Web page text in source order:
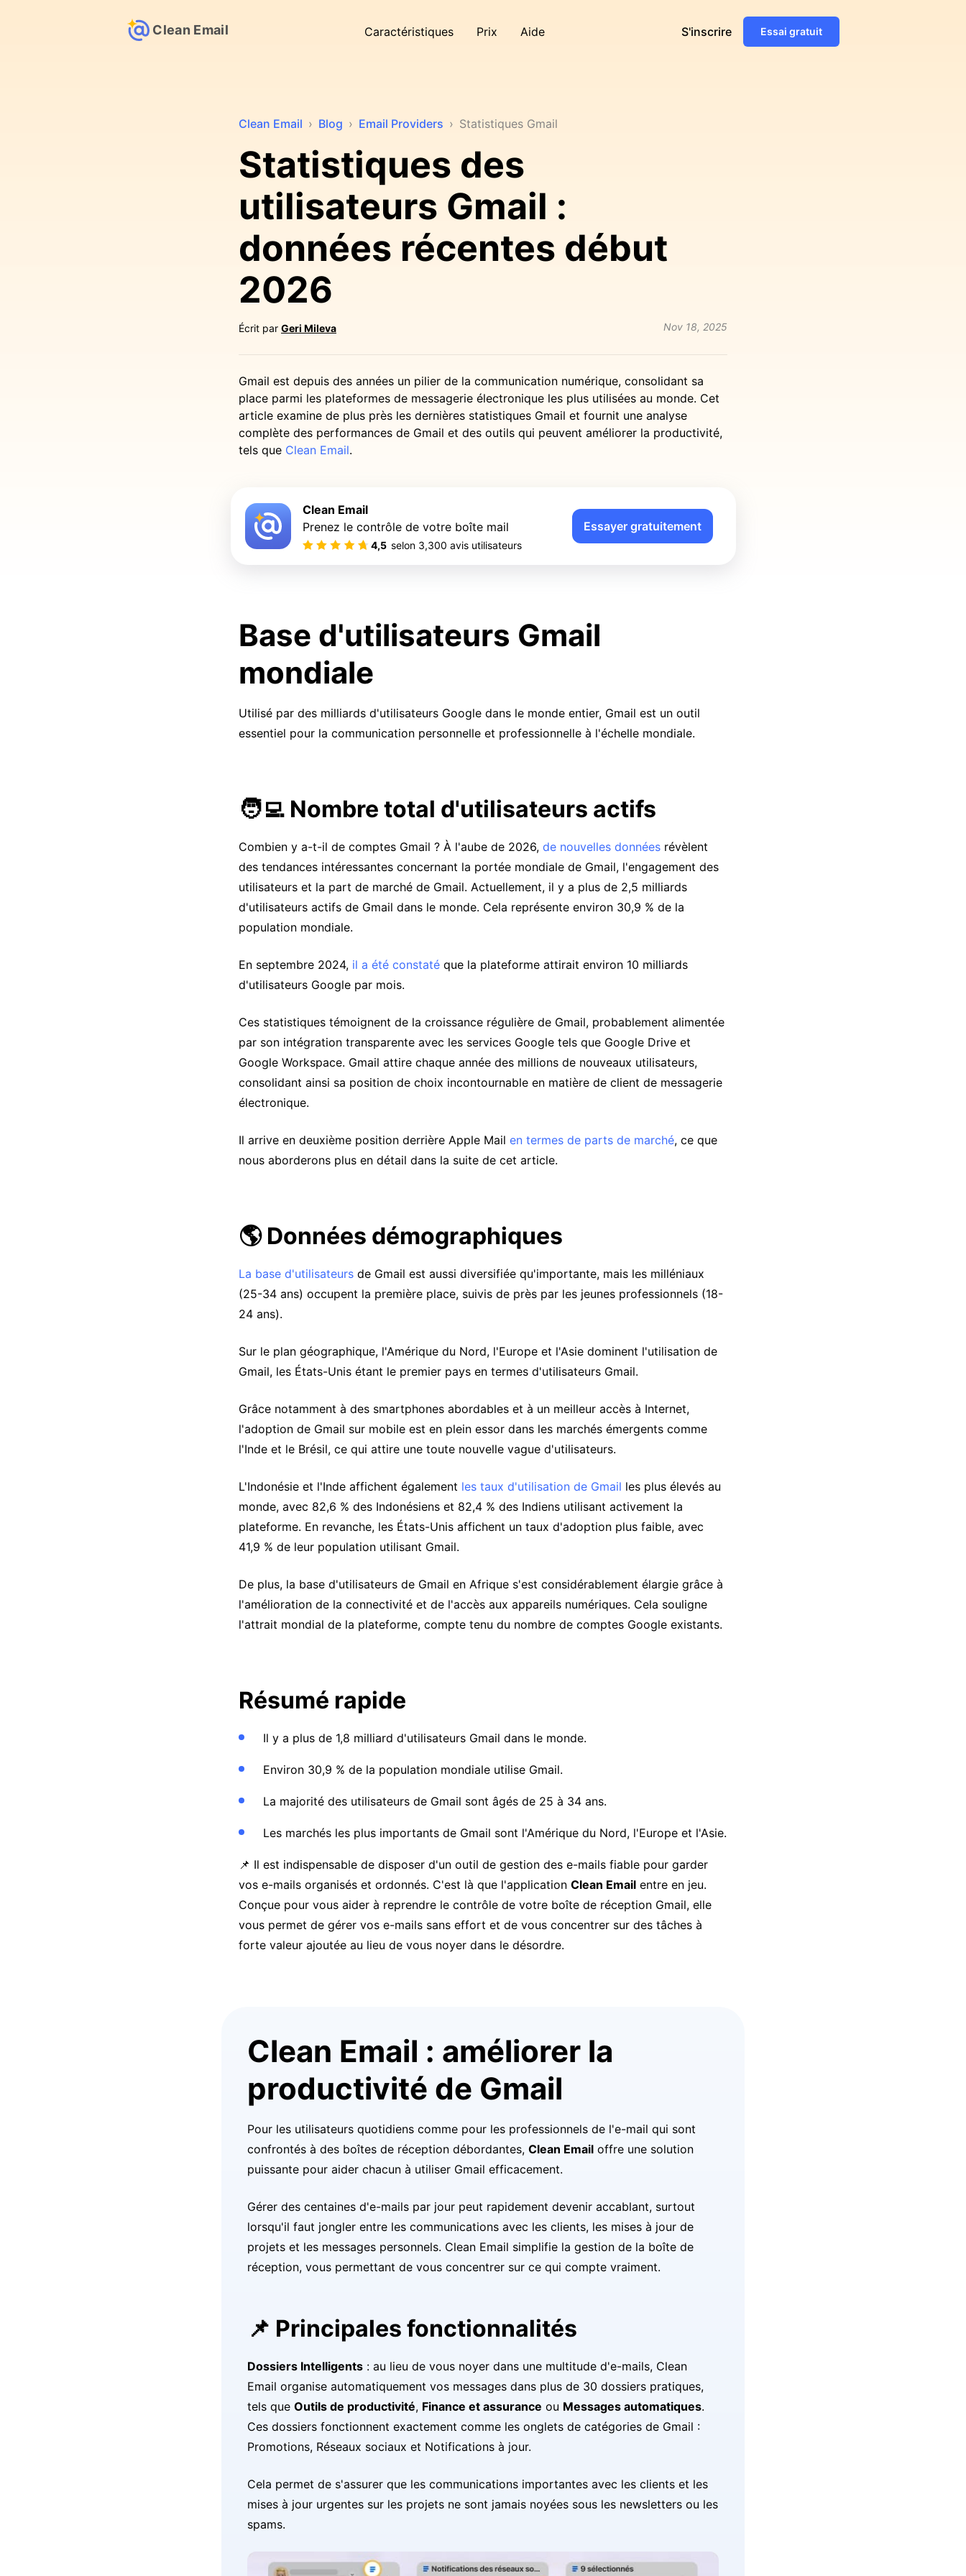
Clean Email Caractéristiques Prix Aide S'inscrire Essai gratuit
Clean Email › Blog › Email Providers › Statistiques Gmail
Statistiques des
utilisateurs Gmail :
données récentes début
2026
Écrit par Geri Mileva Nov 18, 2025
Gmail est depuis des années un pilier de la communication numérique, consolidant sa
place parmi les plateformes de messagerie électronique les plus utilisées au monde. Cet
article examine de plus près les dernières statistiques Gmail et fournit une analyse
complète des performances de Gmail et des outils qui peuvent améliorer la productivité,
tels que Clean Email.
Clean Email
Prenez le contrôle de votre boîte mail
4,5 selon 3,300 avis utilisateurs
Essayer gratuitement
Base d'utilisateurs Gmail
mondiale
Utilisé par des milliards d'utilisateurs Google dans le monde entier, Gmail est un outil
essentiel pour la communication personnelle et professionnelle à l'échelle mondiale.
🧑‍💻 Nombre total d'utilisateurs actifs
Combien y a-t-il de comptes Gmail ? À l'aube de 2026, de nouvelles données révèlent
des tendances intéressantes concernant la portée mondiale de Gmail, l'engagement des
utilisateurs et la part de marché de Gmail. Actuellement, il y a plus de 2,5 milliards
d'utilisateurs actifs de Gmail dans le monde. Cela représente environ 30,9 % de la
population mondiale.
En septembre 2024, il a été constaté que la plateforme attirait environ 10 milliards
d'utilisateurs Google par mois.
Ces statistiques témoignent de la croissance régulière de Gmail, probablement alimentée
par son intégration transparente avec les services Google tels que Google Drive et
Google Workspace. Gmail attire chaque année des millions de nouveaux utilisateurs,
consolidant ainsi sa position de choix incontournable en matière de client de messagerie
électronique.
Il arrive en deuxième position derrière Apple Mail en termes de parts de marché, ce que
nous aborderons plus en détail dans la suite de cet article.
🌎 Données démographiques
La base d'utilisateurs de Gmail est aussi diversifiée qu'importante, mais les milléniaux
(25-34 ans) occupent la première place, suivis de près par les jeunes professionnels (18-
24 ans).
Sur le plan géographique, l'Amérique du Nord, l'Europe et l'Asie dominent l'utilisation de
Gmail, les États-Unis étant le premier pays en termes d'utilisateurs Gmail.
Grâce notamment à des smartphones abordables et à un meilleur accès à Internet,
l'adoption de Gmail sur mobile est en plein essor dans les marchés émergents comme
l'Inde et le Brésil, ce qui attire une toute nouvelle vague d'utilisateurs.
L'Indonésie et l'Inde affichent également les taux d'utilisation de Gmail les plus élevés au
monde, avec 82,6 % des Indonésiens et 82,4 % des Indiens utilisant activement la
plateforme. En revanche, les États-Unis affichent un taux d'adoption plus faible, avec
41,9 % de leur population utilisant Gmail.
De plus, la base d'utilisateurs de Gmail en Afrique s'est considérablement élargie grâce à
l'amélioration de la connectivité et de l'accès aux appareils numériques. Cela souligne
l'attrait mondial de la plateforme, compte tenu du nombre de comptes Google existants.
Résumé rapide
Il y a plus de 1,8 milliard d'utilisateurs Gmail dans le monde.
Environ 30,9 % de la population mondiale utilise Gmail.
La majorité des utilisateurs de Gmail sont âgés de 25 à 34 ans.
Les marchés les plus importants de Gmail sont l'Amérique du Nord, l'Europe et l'Asie.
📌 Il est indispensable de disposer d'un outil de gestion des e-mails fiable pour garder
vos e-mails organisés et ordonnés. C'est là que l'application Clean Email entre en jeu.
Conçue pour vous aider à reprendre le contrôle de votre boîte de réception Gmail, elle
vous permet de gérer vos e-mails sans effort et de vous concentrer sur des tâches à
forte valeur ajoutée au lieu de vous noyer dans le désordre.
Clean Email : améliorer la
productivité de Gmail
Pour les utilisateurs quotidiens comme pour les professionnels de l'e-mail qui sont
confrontés à des boîtes de réception débordantes, Clean Email offre une solution
puissante pour aider chacun à utiliser Gmail efficacement.
Gérer des centaines d'e-mails par jour peut rapidement devenir accablant, surtout
lorsqu'il faut jongler entre les communications avec les clients, les mises à jour de
projets et les messages personnels. Clean Email simplifie la gestion de la boîte de
réception, vous permettant de vous concentrer sur ce qui compte vraiment.
📌 Principales fonctionnalités
Dossiers Intelligents : au lieu de vous noyer dans une multitude d'e-mails, Clean
Email organise automatiquement vos messages dans plus de 30 dossiers pratiques,
tels que Outils de productivité, Finance et assurance ou Messages automatiques.
Ces dossiers fonctionnent exactement comme les onglets de catégories de Gmail :
Promotions, Réseaux sociaux et Notifications à jour.
Cela permet de s'assurer que les communications importantes avec les clients et les
mises à jour urgentes sur les projets ne sont jamais noyées sous les newsletters ou les
spams.